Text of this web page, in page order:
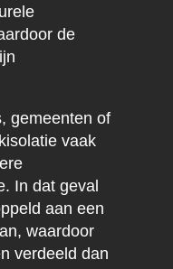
de
gemeenten of
vaak
In dat geval
aan een
waardoor
verdeeld dan